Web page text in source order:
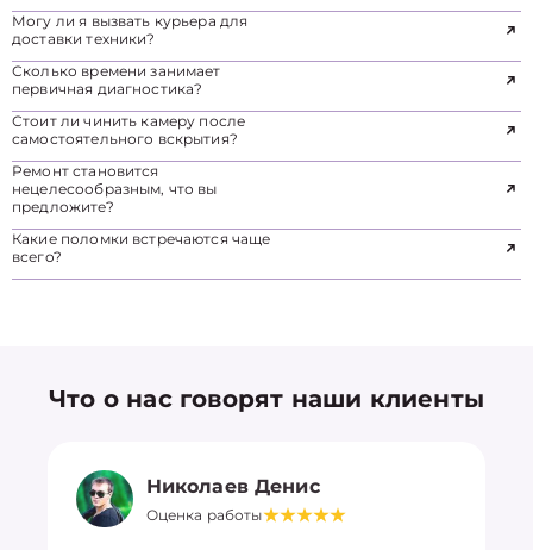
Могу ли я вызвать курьера для
доставки техники?
Сколько времени занимает
первичная диагностика?
Стоит ли чинить камеру после
самостоятельного вскрытия?
Ремонт становится
нецелесообразным, что вы
предложите?
Какие поломки встречаются чаще
всего?
Что о нас говорят наши клиенты
Николаев Денис
Оценка работы